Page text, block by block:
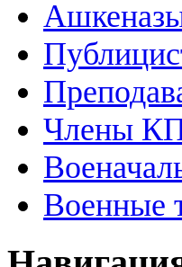
Члены
Военные